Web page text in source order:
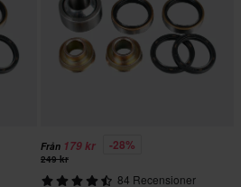
Från 179 kr -28%
249 kr
84 Recensioner